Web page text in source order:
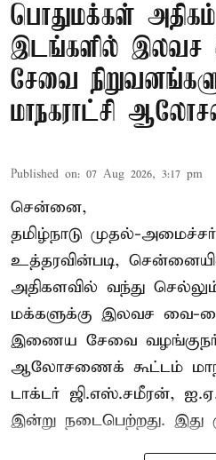
பொதுமக்கள் அதிகம்
இடங்களில்
சேவை
மாநகராட்சி
Published on: 07 Aug 2026, 3:17 pm
சென்னை,
தமிழ்நாடு முதல்-
உத்தரவின்படி,
அதிகளவில் வந்து
மக்களுக்கு இலவச வை-பை
இணைய சேவை
ஆலோசணைக் கூட்டம்
டாக்டர் ஜி.எஸ்.சமீரன்,
இன்று நடைபெற்றது. இது